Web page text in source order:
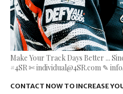
Make Your Track Days Better ...
#4SR ✄ individual@4SR.com ✎
CONTACT NOW TO INCREASE